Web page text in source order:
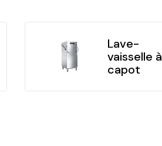
Lave-
vaisselle à
capot